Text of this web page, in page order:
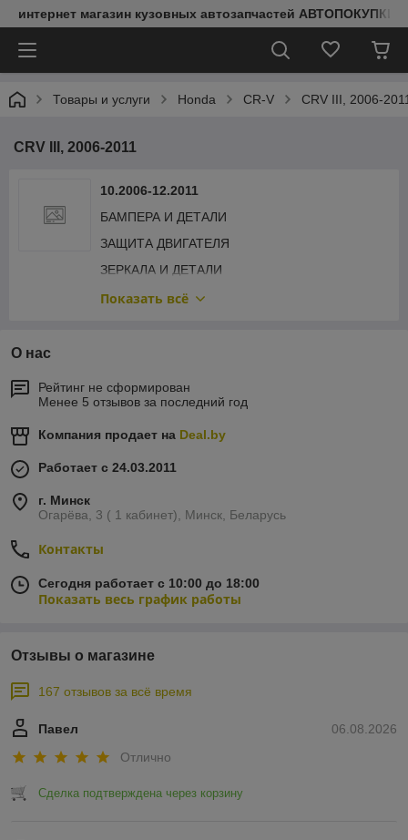
интернет магазин кузовных автозапчастей АВТОПОКУПКИ
Товары и услуги Honda CR-V CRV III, 2006-
CRV III, 2006-2011
10.2006-12.2011
БАМПЕРА И ДЕТАЛИ
ЗАЩИТА ДВИГАТЕЛЯ
ЗЕРКАЛА И ДЕТАЛИ
КАПОТ И ДЕТАЛИ
ОПТИКА ПЕРЕДНЯЯ
МОЛДИНГИ ДВЕРЕЙ
Показать всё
О нас
Рейтинг не сформирован
Менее 5 отзывов за последний год
Компания продает на Deal.by
Работает с 24.03.2011
г. Минск
Огарёва, 3 ( 1 кабинет), Минск, Беларусь
Контакты
Сегодня работает с 10:00 до 18:00
Показать весь график работы
Отзывы о магазине
167 отзывов за всё время
06.08.2026
Павел
Отлично
Сделка подтверждена через корзину